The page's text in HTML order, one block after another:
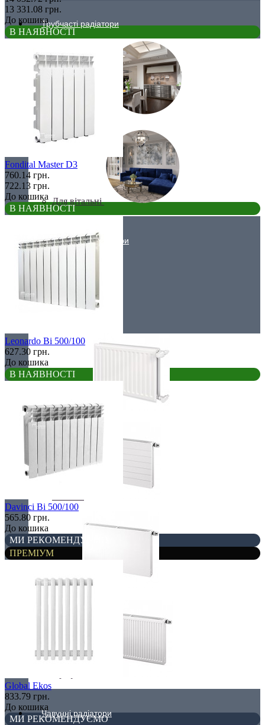
Трубчасті радіатори
Для вітальні
Вертикальні радіатори
Низькі радіатори
Гігієнічні
Плоскі
Чавунні радіатори
13 331.08 грн.
До кошика
В НАЯВНОСТІ
Fondital Master D3
760.14 грн.
722.13 грн.
До кошика
В НАЯВНОСТІ
Leonardo Bi 500/100
627.30 грн.
До кошика
В НАЯВНОСТІ
Davinci Bi 500/100
565.80 грн.
До кошика
МИ РЕКОМЕНДУЄМО
ПРЕМІУМ
Global Ekos
833.79 грн.
До кошика
МИ РЕКОМЕНДУЄМО